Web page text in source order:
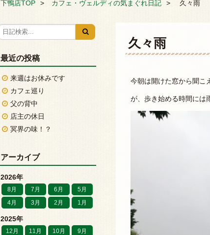
下鴨店TOP カフェ・ヴェルディの気まぐれ日記 久々雨
久々雨
今朝は開けた窓から聞こ
が、歩き始める時間には
最近の投稿
来週はお休みです
カフェ巡り
父の背中
店主の休日
冥界の味！？
アーカイブ
2026年
8月 7月 6月
5月
4月
3月 2月 1月
2025年
12月 11月 10月
9月